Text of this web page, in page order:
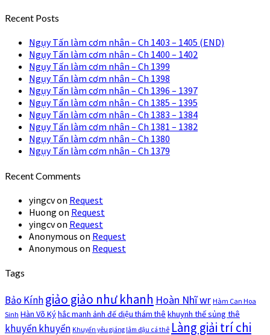
Recent Posts
Ngụy Tấn làm cơm nhân – Ch 1403 – 1405 (END)
Ngụy Tấn làm cơm nhân – Ch 1400 – 1402
Ngụy Tấn làm cơm nhân – Ch 1399
Ngụy Tấn làm cơm nhân – Ch 1398
Ngụy Tấn làm cơm nhân – Ch 1396 – 1397
Ngụy Tấn làm cơm nhân – Ch 1385 – 1395
Ngụy Tấn làm cơm nhân – Ch 1383 – 1384
Ngụy Tấn làm cơm nhân – Ch 1381 – 1382
Ngụy Tấn làm cơm nhân – Ch 1380
Ngụy Tấn làm cơm nhân – Ch 1379
Recent Comments
yingcvon Request
Huong on Request
yingcvon Request
Anonymous on Request
Anonymous on Request
Tags
Bảo Kínhgiảo giảo như khanh Hoàn Nhĩ wr Hàm Can Hoa
Sinh Hàn Võ Kýhắc manh ảnh đế diệu thám thê khuynh thế sủng thê
khuyển khuyển Khuyển yêu giáng lâm đậu cá thê Làng giải trí chi